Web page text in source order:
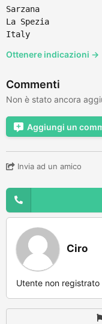
Sarzana
La Spezia
Italy
Ottenere indicazioni →
Commenti
Non è stato ancora
Aggiungi un
Invia ad un amico
Ciro
Utente non registrato